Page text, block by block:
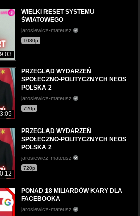
WIELKI RESET SYSTEMU
ŚWIATOWEGO
jarosiewicz-mateusz
1080p
PRZEGLĄD WYDARZEŃ
SPOŁECZNO-POLITYCZNYCH NEOS
POLSKA 2
jarosiewicz-mateusz
720p
PRZEGLĄD WYDARZEŃ
SPOŁECZNO-POLITYCZNYCH NEOS
POLSKA 2
jarosiewicz-mateusz
720p
PONAD 18 MILIARDÓW KARY DLA
FACEBOOKA
jarosiewicz-mateusz